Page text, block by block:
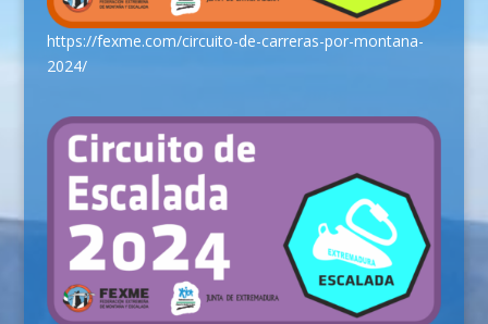
https://fexme.com/circuito-de-carreras-por-montana-
2024/